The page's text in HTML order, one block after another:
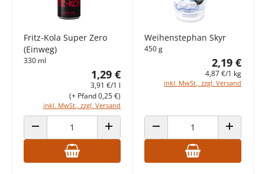
Fritz-Kola Super Zero
(Einweg)
330 ml
1,29 €
3,91 €/1 l
inkl. MwSt., zzgl. Versand
(+ Pfand 0,25 €)
ANZAHL VERRINGERN ANZAHL ERHÖHEN
Weihenstephan Skyr
450 g
2,19 €
4,87 €/1 kg
inkl. MwSt., zzgl. Versand
ANZAHL VERRINGERN ANZAHL